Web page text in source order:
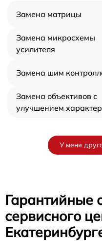
Замена матрицы
Замена микросхемы
усилителя
Замена шим
Замена объективов с
улучшением
У меня
Гарантийные
сервисного